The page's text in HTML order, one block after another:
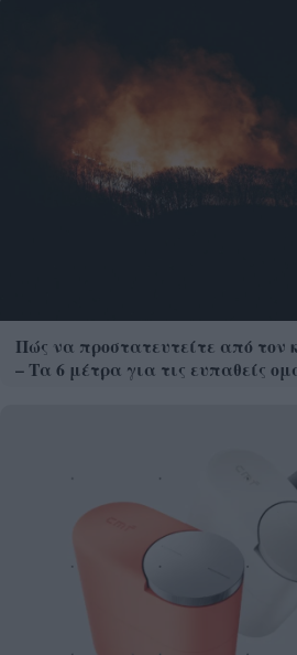
Πώς να προστατευτείτε από
– Τα 6 μέτρα για τις ευπαθείς